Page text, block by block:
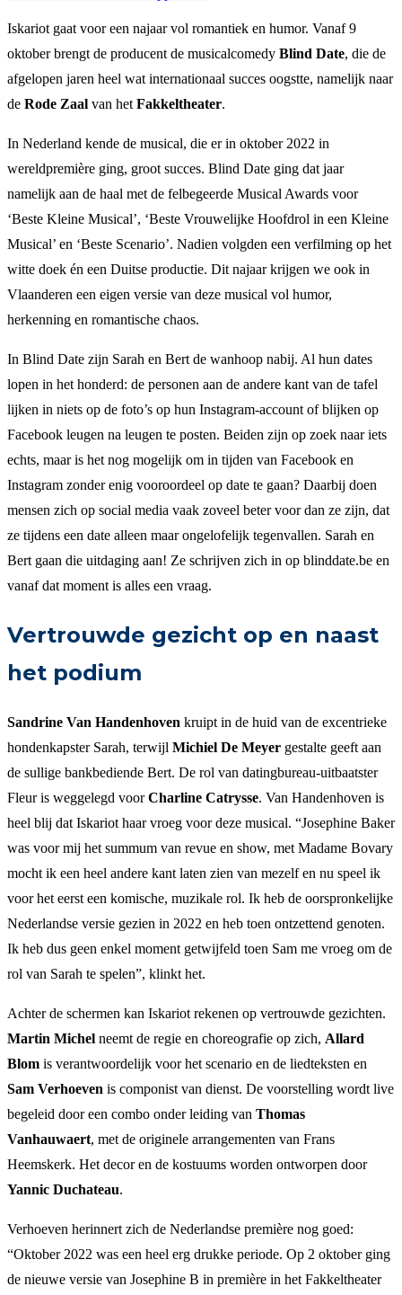
Iskariot gaat voor een najaar vol romantiek en humor. Vanaf 9
oktober brengt de producent de musicalcomedy Blind Date, die de
afgelopen jaren heel wat internationaal succes oogstte, namelijk naar
de Rode Zaal van het Fakkeltheater.
In Nederland kende de musical, die er in oktober 2022 in
wereldpremière ging, groot succes. Blind Date ging dat jaar
namelijk aan de haal met de felbegeerde Musical Awards voor
‘Beste Kleine Musical’, ‘Beste Vrouwelijke Hoofdrol in een Kleine
Musical’ en ‘Beste Scenario’. Nadien volgden een verfilming op het
witte doek én een Duitse productie. Dit najaar krijgen we ook in
Vlaanderen een eigen versie van deze musical vol humor,
herkenning en romantische chaos.
In Blind Date zijn Sarah en Bert de wanhoop nabij. Al hun dates
lopen in het honderd: de personen aan de andere kant van de tafel
lijken in niets op de foto’s op hun Instagram-account of blijken op
Facebook leugen na leugen te posten. Beiden zijn op zoek naar iets
echts, maar is het nog mogelijk om in tijden van Facebook en
Instagram zonder enig vooroordeel op date te gaan? Daarbij doen
mensen zich op social media vaak zoveel beter voor dan ze zijn, dat
ze tijdens een date alleen maar ongelofelijk tegenvallen. Sarah en
Bert gaan die uitdaging aan! Ze schrijven zich in op blinddate.be en
vanaf dat moment is alles een vraag.
Vertrouwde gezicht op en naast
het podium
Sandrine Van Handenhoven kruipt in de huid van de excentrieke
hondenkapster Sarah, terwijl Michiel De Meyer gestalte geeft aan
de sullige bankbediende Bert. De rol van datingbureau-uitbaatster
Fleur is weggelegd voorCharline Catrysse. Van Handenhoven is
heel blij dat Iskariot haar vroeg voor deze musical. “Josephine Baker
was voor mij het summum van revue en show, met Madame Bovary
mocht ik een heel andere kant laten zien van mezelf en nu speel ik
voor het eerst een komische, muzikale rol. Ik heb de oorspronkelijke
Nederlandse versie gezien in 2022 en heb toen ontzettend genoten.
Ik heb dus geen enkel moment getwijfeld toen Sam me vroeg om de
rol van Sarah te spelen”, klinkt het.
Achter de schermen kan Iskariot rekenen op vertrouwde gezichten.
Martin Michel neemt de regie en choreografie op zich, Allard
Blom is verantwoordelijk voor het scenario en de liedteksten en
Sam Verhoeven is componist van dienst. De voorstelling wordt live
begeleid door een combo onder leiding van Thomas
Vanhauwaert, met de originele arrangementen van Frans
Heemskerk. Het decor en de kostuums worden ontworpen door
Yannic Duchateau.
Verhoeven herinnert zich de Nederlandse première nog goed:
“Oktober 2022 was een heel erg drukke periode. Op 2 oktober ging
de nieuwe versie van Josephine B in première in het Fakkeltheater